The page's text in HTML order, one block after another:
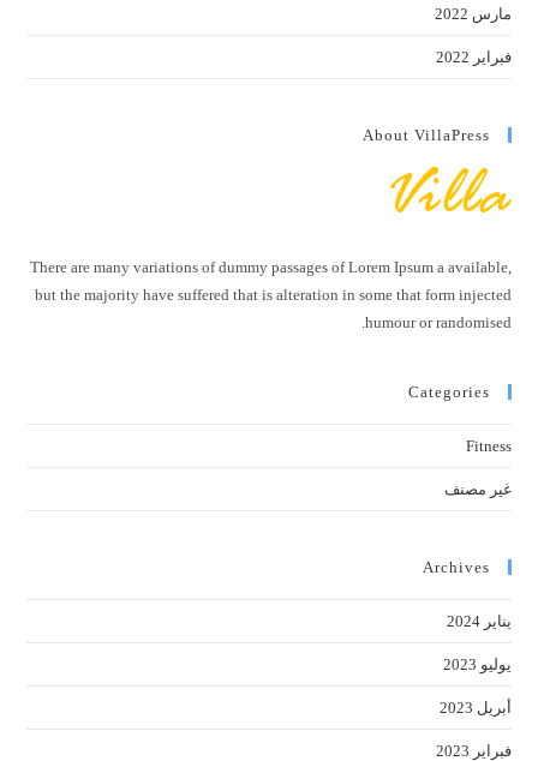
مارس 2022
فبراير 2022
About VillaPress
There are many variations of dummy passages of Lorem Ipsum a available,
but the majority have suffered that is alteration in some that form injected
humour or randomised.
Categories
Fitness
غير مصنف
Archives
يناير 2024
يوليو 2023
أبريل 2023
فبراير 2023